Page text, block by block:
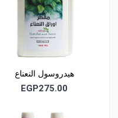
هيدروسول النعناع
EGP275.00